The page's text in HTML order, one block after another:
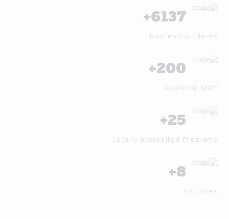
6137
+
Bachelor students
200
+
Academic staff
25
+
Locally Accredited Programs
8
+
Faculties